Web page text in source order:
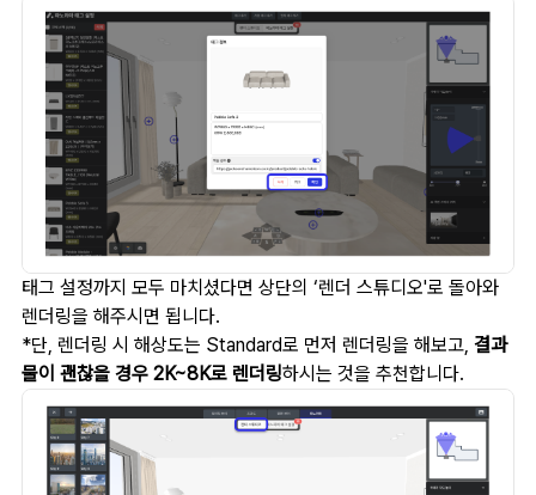
태그 설정까지 모두 마치셨다면 상단의 ‘렌더 스튜디오'로 돌아와
렌더링을 해주시면 됩니다.
*단, 렌더링 시 해상도는 Standard로 먼저 렌더링을 해보고, 결과
물이 괜찮을 경우 2K~8K로 렌더링하시는 것을 추천합니다.